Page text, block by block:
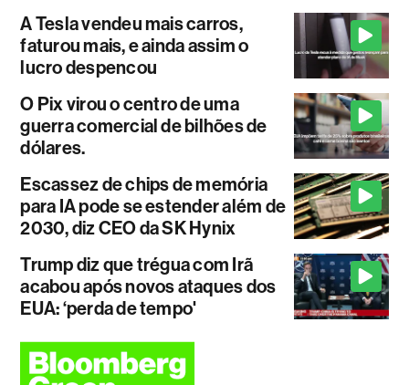
A Tesla vendeu mais carros,
faturou mais, e ainda assim o
lucro despencou
O Pix virou o centro de uma
guerra comercial de bilhões de
dólares.
Escassez de chips de memória
para IA pode se estender além de
2030, diz CEO da SK Hynix
Trump diz que trégua com Irã
acabou após novos ataques dos
EUA: ‘perda de tempo'